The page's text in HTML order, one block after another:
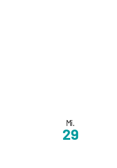
Mi.
29